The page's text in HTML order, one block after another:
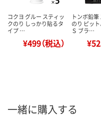
コクヨ グルー スティッ
クのり しっかり貼るタ
イプ …
¥499（税込）
トンボ鉛
のり ピッ
Ｓ ブラ…
一緒に購入する